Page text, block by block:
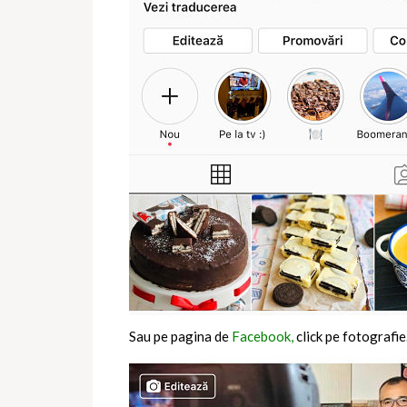
Sau pe pagina de Facebook,click pe